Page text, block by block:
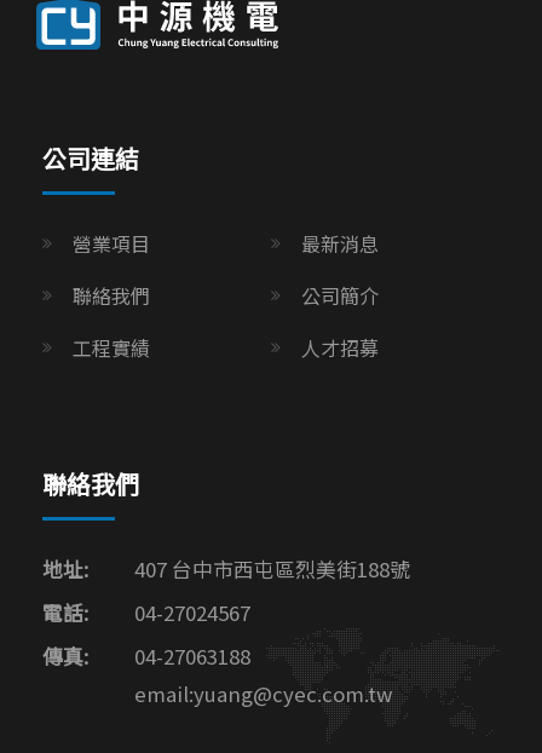
公司連結
營業項目
最新消息
聯絡我們
公司簡介
工程實績
人才招募
聯絡我們
地址:
407 台中市西屯區烈美街188號
電話:
04-27024567
傳真:
04-27063188
email:yuang@cyec.com.tw